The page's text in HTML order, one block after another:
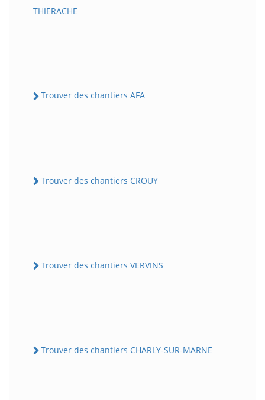
THIERACHE
Trouver des chantiers AFA
Trouver des chantiers CROUY
Trouver des chantiers VERVINS
Trouver des chantiers CHARLY-SUR-MARNE